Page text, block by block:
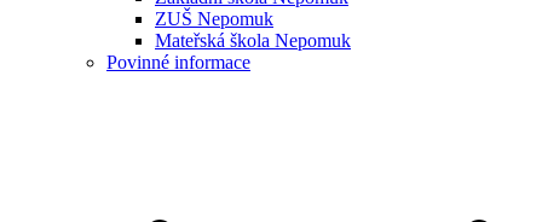
ZUŠ Nepomuk
Mateřská škola Nepomuk
Povinné informace